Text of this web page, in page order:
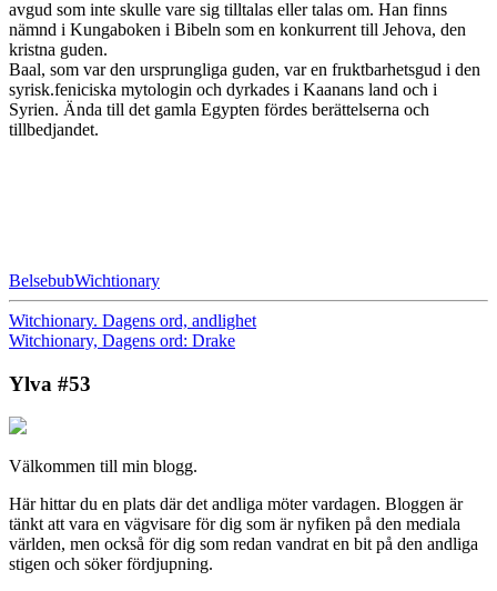
avgud som inte skulle vare sig tilltalas eller talas om. Han finns
nämnd i Kungaboken i Bibeln som en konkurrent till Jehova, den
kristna guden.
Baal, som var den ursprungliga guden, var en fruktbarhetsgud i den
syrisk.feniciska mytologin och dyrkades i Kaanans land och i
Syrien. Ända till det gamla Egypten fördes berättelserna och
tillbedjandet.
BelsebubWichtionary
Witchionary. Dagens ord, andlighet
Witchionary, Dagens ord: Drake
Ylva #53
Välkommen till min blogg.
Här hittar du en plats där det andliga möter vardagen. Bloggen är
tänkt att vara en vägvisare för dig som är nyfiken på den mediala
världen, men också för dig som redan vandrat en bit på den andliga
stigen och söker fördjupning.